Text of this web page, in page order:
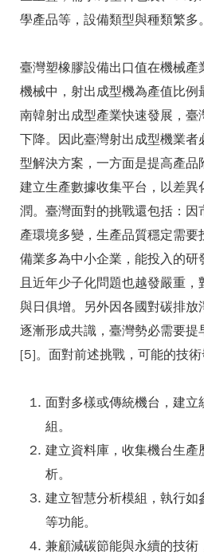
學產品等，設備類型與種類繁多。
臺灣塑橡膠設備出口值在機械產
機械中，射出成型機為產值比
南韓射出成型產業快速發展，
下降。因此臺灣射出成型機業
型解決方案，一方面是提高產品
建立生產數據收集平台，以差異
潤。臺灣面對的挑戰還包括：
產環境多變，生產品質穩定需要
備業多為中小企業，能投入的研
且近年少子化問題也越發嚴重
與日俱增。另外因各國對碳排
逐漸形成共識，臺灣勢必需要提
[5]。面對前述挑戰，可能的技術
面對多樣或傳統機台，建立
組。
建立資料庫，收集機台生產
析。
建立智慧分析模組，執行
等功能。
兼顧減碳節能與永續的技術